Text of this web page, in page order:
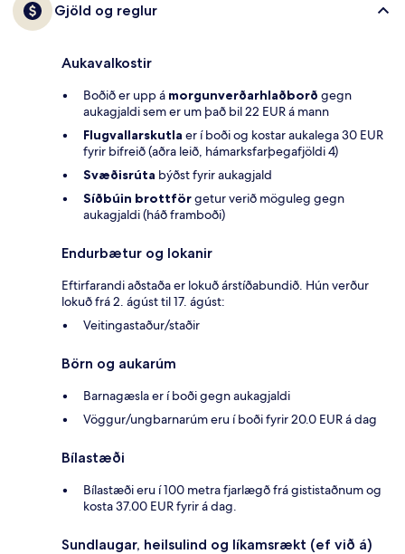
Gjöld og reglur
Aukavalkostir
Boðið er upp á morgunverðarhlaðborð gegn
aukagjaldi sem er um það bil 22 EUR á mann
Flugvallarskutla er í boði og kostar aukalega 30 EUR
fyrir bifreið (aðra leið, hámarksfarþegafjöldi 4)
Svæðisrúta býðst fyrir aukagjald
Síðbúin brottförgetur verið möguleg gegn
aukagjaldi (háð framboði)
Endurbætur og lokanir
Eftirfarandi aðstaða er lokuð árstíðabundið. Hún verður
lokuð frá 2. ágúst til 17. ágúst:
Veitingastaður/staðir
Börn og aukarúm
Barnagæsla er í boði gegn aukagjaldi
Vöggur/ungbarnarúm eru í boði fyrir 20.0 EUR á dag
Bílastæði
Bílastæði eru í 100 metra fjarlægð frá gististaðnum og
kosta 37.00 EUR fyrir á dag.
Sundlaugar, heilsulind og líkamsrækt (ef við á)